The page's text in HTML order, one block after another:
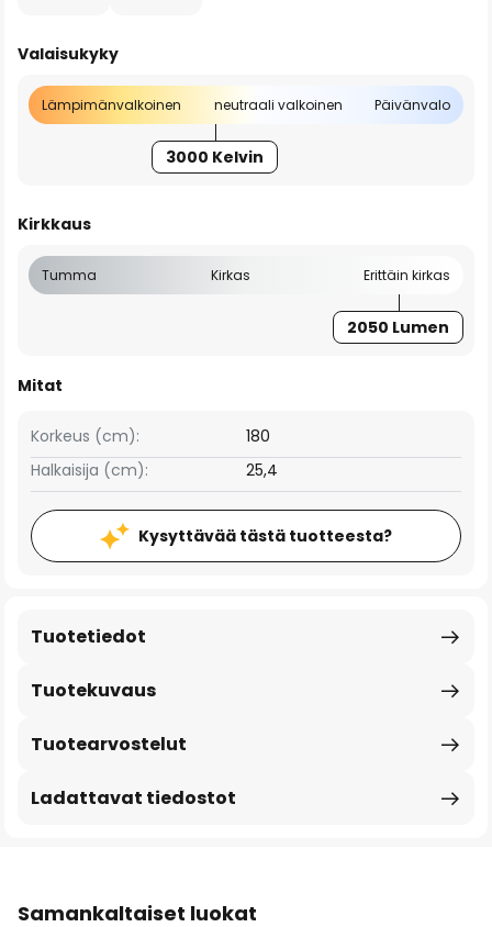
Valaisukyky
Lämpimänvalkoinen neutraali valkoinen Päivänvalo
3000 Kelvin
Kirkkaus
Tumma Kirkas Erittäin kirkas
2050 Lumen
Mitat
Korkeus (cm):
180
Halkaisija (cm):
25,4
Kysyttävää tästä tuotteesta?
Tuotekuvaus
Tuotetiedot
Tuotearvostelut
Ladattavat tiedostot
Samankaltaiset luokat